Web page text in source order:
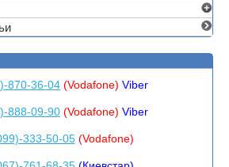
870-36-04 (Vodafone)Viber
888-09-90 (Vodafone)Viber
333-50-05(Vodafone)